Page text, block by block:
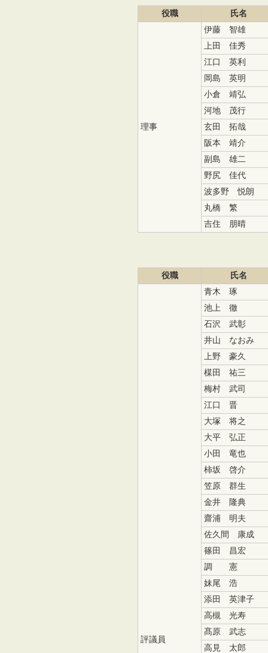
役職 氏名
理事
伊藤 智雄
上田 佳秀
江口 英利
岡島 英明
小倉 靖弘
河地 茂行
玄田 拓哉
阪本 靖介
副島 雄二
野尻 佳代
波多野 悦朗
丸橋 繁
吉住 朋晴
役職 氏名
評議員
青木 琢
池上 徹
石沢 武彰
井山 なおみ
上野 豪久
楳田
祐三
梅村 武司
江口 晋
大塚 将之
大平 弘正
小田 竜也
柿坂 啓介
笠原 群生
金井 隆典
齋浦 明夫
佐久間 康成
篠田 昌宏
調 憲
妹尾 浩
添田 英津子
高槻 光寿
髙原 武志
高見 太郎